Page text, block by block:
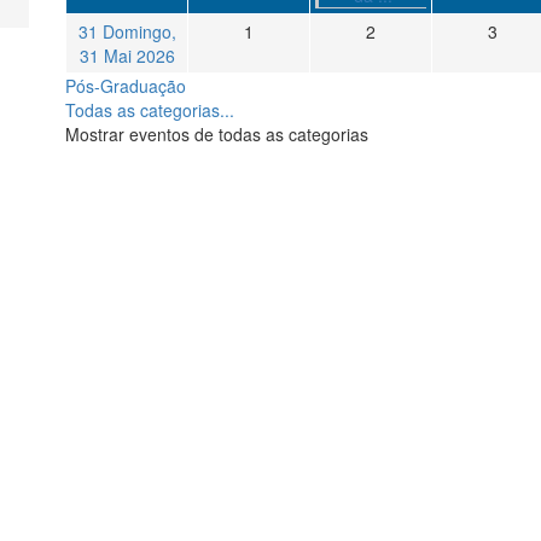
31 Domingo,
31 Mai 2026
1 2 3
Pós-Graduação
Todas as categorias...
Mostrar eventos de todas as categorias